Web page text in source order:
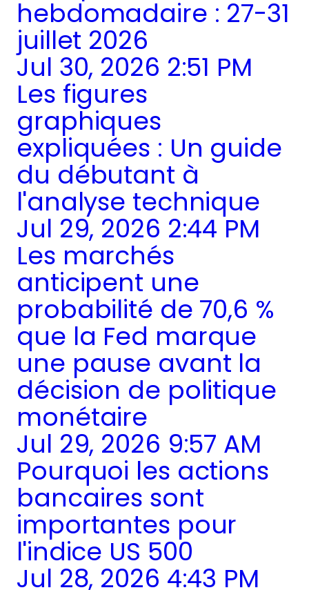
hebdomadaire : 27-31
juillet 2026
Jul 30, 2026 2:51 PM
Les figures
graphiques
expliquées : Un guide
du débutant à
l'analyse technique
Jul 29, 2026 2:44 PM
Les marchés
anticipent une
probabilité de 70,6 %
que la Fed marque
une pause avant la
décision de politique
monétaire
Jul 29, 2026 9:57 AM
Pourquoi les actions
bancaires sont
importantes pour
l'indice US 500
Jul 28, 2026 4:43 PM